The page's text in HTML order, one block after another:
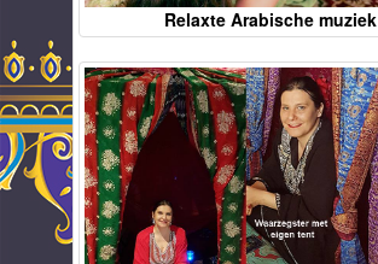
Relaxte Arabische muziek